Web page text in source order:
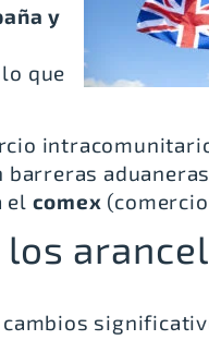
y
que
el comex
cambios